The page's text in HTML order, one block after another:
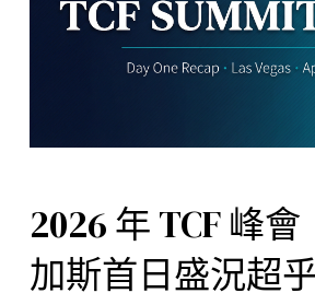
2026 年 TCF 峰
加斯首日盛況超